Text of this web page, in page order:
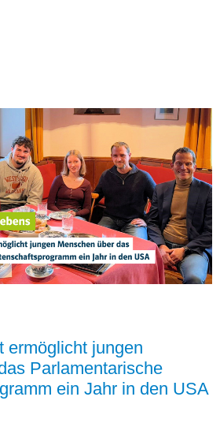
ermöglicht jungen
Parlamentarische
ein Jahr in den USA